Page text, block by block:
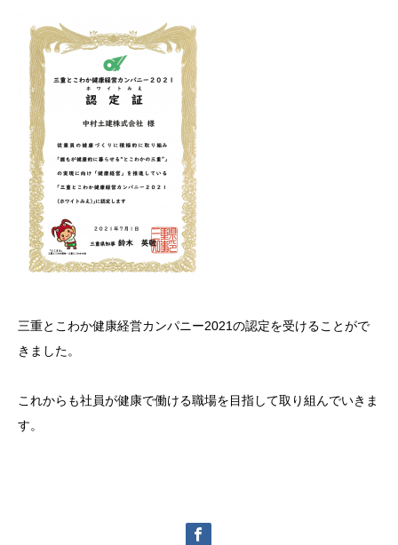
三重とこわか健康経営カンパニー2021の認定を受けることがで
きました。
これからも社員が健康で働ける職場を目指して取り組んでいきま
す。